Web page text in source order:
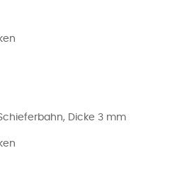
Dicke 3 mm